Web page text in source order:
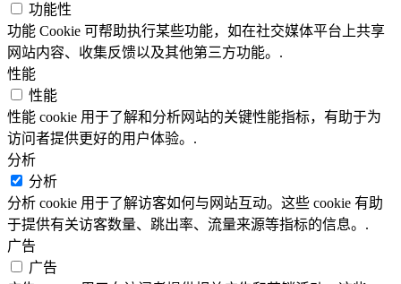
功能性
功能 Cookie 可帮助执行某些功能，如在社交媒体平台上共享
网站内容、收集反馈以及其他第三方功能。.
性能
性能
性能 cookie 用于了解和分析网站的关键性能指标，有助于为
访问者提供更好的用户体验。.
分析
分析
分析 cookie 用于了解访客如何与网站互动。这些 cookie 有助
于提供有关访客数量、跳出率、流量来源等指标的信息。.
广告
广告